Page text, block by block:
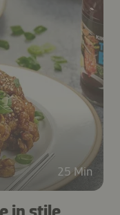
25 Min